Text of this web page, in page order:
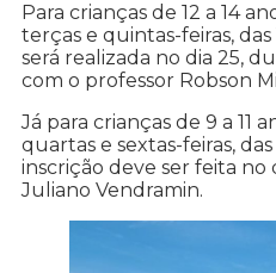
Para crianças de 12 a 14
terças e quintas-feiras, das
será realizada no dia 25,
com o professor Robson
Já para crianças de 9 a 11
quartas e sextas-feiras,
inscrição deve ser feita no
Juliano Vendramin.